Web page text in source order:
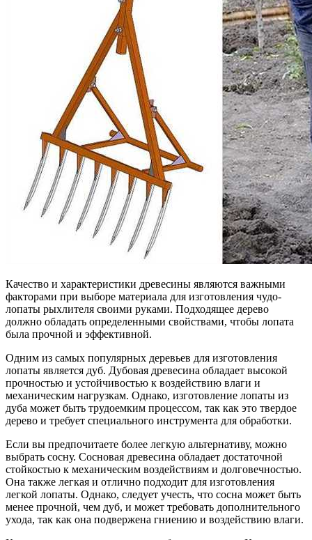
Качество и характеристики древесины являются важными
факторами при выборе материала для изготовления чудо-
лопаты рыхлителя своими руками. Подходящее дерево
должно обладать определенными свойствами, чтобы лопата
была прочной и эффективной.
Одним из самых популярных деревьев для изготовления
лопаты является дуб. Дубовая древесина обладает высокой
прочностью и устойчивостью к воздействию влаги и
механическим нагрузкам. Однако, изготовление лопаты из
дуба может быть трудоемким процессом, так как это твердое
дерево и требует специального инструмента для обработки.
Если вы предпочитаете более легкую альтернативу, можно
выбрать сосну. Сосновая древесина обладает достаточной
стойкостью к механическим воздействиям и долговечностью.
Она также легкая и отлично подходит для изготовления
легкой лопаты. Однако, следует учесть, что сосна может быть
менее прочной, чем дуб, и может требовать дополнительного
ухода, так как она подвержена гниению и воздействию влаги.